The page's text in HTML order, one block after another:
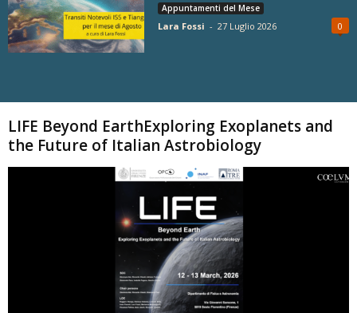
Appuntamenti del Mese
Lara Fossi - 27 Luglio 2026 0
LIFE Beyond EarthExploring Exoplanets and
the Future of Italian Astrobiology